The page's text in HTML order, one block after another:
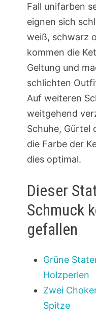
Fall unifarben
eignen sich
weiß, schwarz
kommen die
Geltung und
schlichten
Auf weiteren
weitgehend
Schuhe, Gürtel
die Farbe der
dies optimal.
Dieser
Schmuck
gefallen
Grüne
Holzperlen
Zwei
Spitze